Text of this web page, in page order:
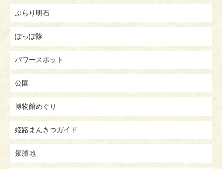
ぶらり明石
ぽっぽ隊
パワースポット
公園
博物館めぐり
姫路まんきつガイド
景勝地